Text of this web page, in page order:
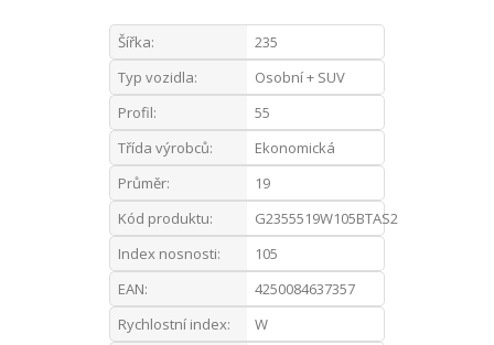
Šířka:
235
Typ vozidla:
Osobní + SUV
Profil:
55
Třída výrobců:
Ekonomická
Průměr:
19
Kód produktu:
G2355519W105BTAS2
Index nosnosti:
105
EAN:
4250084637357
Rychlostní index:
W